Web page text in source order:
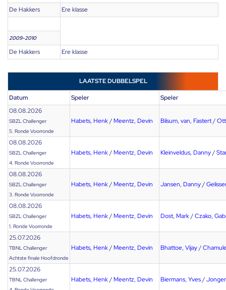
De Hakkers Ere klasse
2009-2010
De Hakkers Ere klasse
LAATSTE DUBBELSPEL
Datum Speler
Speler
08.08.2026
SBZL Challenger
5. Ronde Voorronde
Habets, Henk/ Meentz, Devin Bilsum, van, Fastert/
08.08.2026
SBZL Challenger
4. Ronde Voorronde
Habets, Henk/ Meentz, Devin Kleinveldus, Danny/
08.08.2026
SBZL Challenger
3. Ronde Voorronde
Habets, Henk/ Meentz, Devin Jansen, Danny/
08.08.2026
SBZL Challenger
1. Ronde Voorronde
Habets, Henk/ Meentz, Devin Dost, Mark/Czako,
25.07.2026
TBNL Challenger
Achtste finale Hoofdronde
Habets, Henk/ Meentz, Devin Bhattoe, Vijay/
25.07.2026
TBNL Challenger
Habets, Henk/ Meentz, Devin Biermans, Yves/